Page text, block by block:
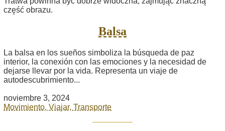
Balsa
La balsa en los sueños simboliza la búsqueda de paz
interior, la conexión con las emociones y la necesidad de
dejarse llevar por la vida. Representa un viaje de
autodescubrimiento...
noviembre 3, 2024
Movimiento, Viajar, Transporte